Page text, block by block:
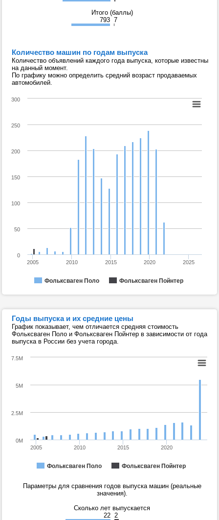
Итого (баллы)
793 7
Количество машин по годам выпуска
Количество объявлений каждого года выпуска, которые известны
на данный момент.
По графику можно определить средний возраст продаваемых
автомобилей.
Фольксваген Поло Фольксваген Пойнтер
2005 2010 2015 2020 2025
0
50
100
150
200
250
300
Годы выпуска и их средние цены
График показывает, чем отличается средняя стоимость
Фольксваген Поло и Фольксваген Пойнтер в зависимости от года
выпуска в России без учета города.
Фольксваген Поло Фольксваген Пойнтер
2005 2010 2015 2020
0M
2.5M
5M
7.5M
Параметры для сравнения годов выпуска машин (реальные
значения).
Сколько лет выпускается
22 2